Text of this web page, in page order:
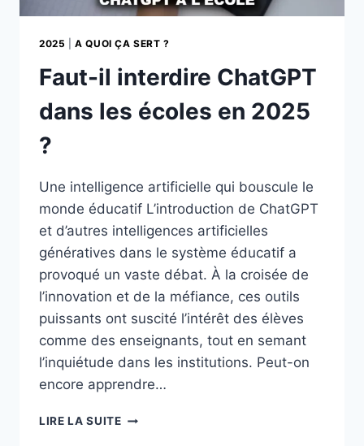
2025 |A QUOI ÇA SERT ?
Faut-il interdire ChatGPT
dans les écoles en 2025
?
Une intelligence artificielle qui bouscule le
monde éducatif L’introduction de ChatGPT
et d’autres intelligences artificielles
génératives dans le système éducatif a
provoqué un vaste débat. À la croisée de
l’innovation et de la méfiance, ces outils
puissants ont suscité l’intérêt des élèves
comme des enseignants, tout en semant
l’inquiétude dans les institutions. Peut-on
encore apprendre…
LIRE LA SUITEFAUT-